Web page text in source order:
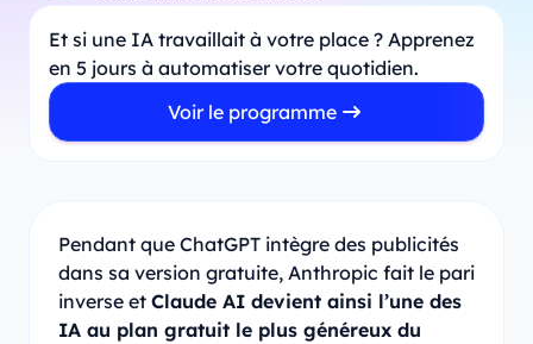
Et si une IA travaillait à votre place ? Apprenez
en 5 jours à automatiser votre quotidien.
Voir le programme
Pendant que ChatGPT intègre des publicités
dans sa version gratuite, Anthropic fait le pari
inverse et Claude AI devient ainsi l’une des
IA au plan gratuit le plus généreux du